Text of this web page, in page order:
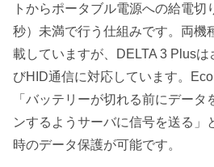
トからポータブル電源への給電切
秒）未満で行う仕組みです。両機
載していますが、DELTA 3 Plusは
びHID通信に対応しています。
「バッテリーが切れる前にデー
ンするようサーバに信号を送る」
時のデータ保護が可能です。